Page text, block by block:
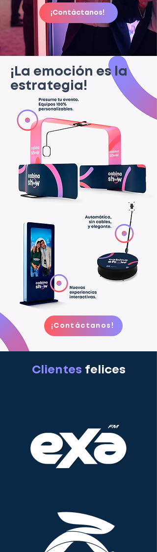
¡Contáctanos!
¡La emoción es la
estrategia!
¡Contáctanos!
Clientes felices